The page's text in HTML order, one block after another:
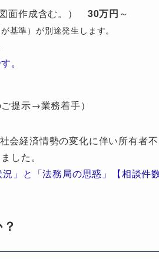
面作成含む。） 30万円 ～
基準）が別途発生します。
。
提示→業務着手）
会経済情勢の変化に伴い所有者不
した。
」と「法務局の思惑」【相談件